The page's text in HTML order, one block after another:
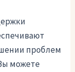
проблем
можете